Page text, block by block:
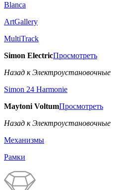
Blanca
ArtGallery
MultiTrack
Simon ElectricПросмотреть
Назад к Электроустановочные
Simon 24 Harmonie
Maytoni VoltumПросмотреть
Назад к Электроустановочные
Механизмы
Рамки